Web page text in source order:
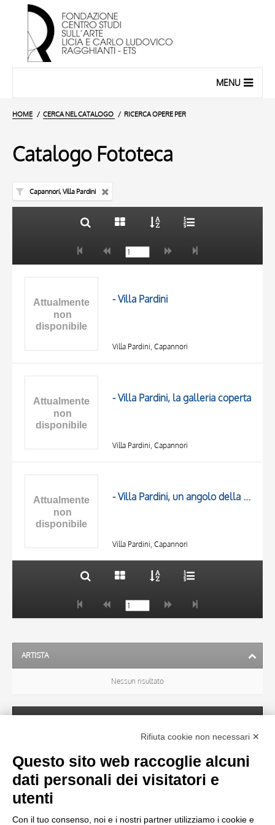
MENU
HOME CERCA NEL CATALOGO RICERCA OPERE PER
Catalogo Fototeca
Capannori, Villa Pardini
AUTORE
LOCALIZZAZIONE
20 RISULTATI
- Villa Pardini
Villa Pardini, Capannori
- Villa Pardini, la galleria coperta
Villa Pardini, Capannori
- Villa Pardini, un angolo della galleria
Villa Pardini, Capannori
TITOLO
OGGETTO
ARTISTA
Nessun risultato
OGGETTO
LOCALIZZAZIONE
Nessun risultato
Rifiuta cookie non necessari ✕
Questo sito web raccoglie alcuni
dati personali dei visitatori e
utenti
Con il tuo consenso, noi e i nostri partner utilizziamo i cookie e